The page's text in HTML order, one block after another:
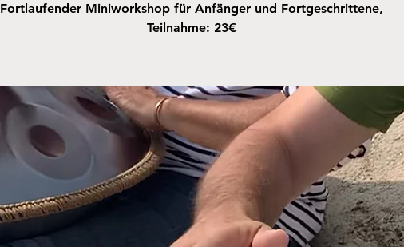
Fortlaufender Miniworkshop für Anfänger und Fortgeschrittene,
Teilnahme: 23€